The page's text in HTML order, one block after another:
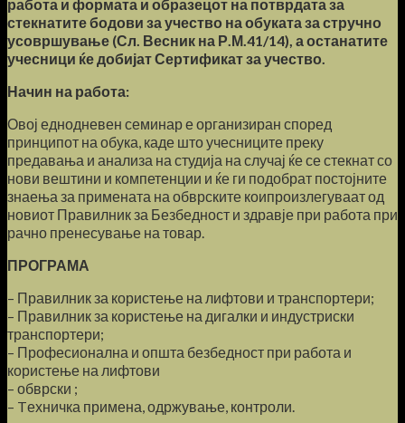
работа и формата и образецот на потврдата за
стекнатите бодови за учество на обуката за стручно
усовршување (Сл. Весник на Р.М.41/14), а останатите
учесници ќе добијат Сертификат за учество.
Начин на работа:
Овој еднодневен семинар е организиран според
принципот на обука, каде што учесниците преку
предавања и анализа на студија на случај ќе се стекнат со
нови вештини и компетенции и ќе ги подобрат постојните
знаења за примената на обврските коипроизлегуваат од
новиот Правилник за Безбедност и здравје при работа при
рачно пренесување на товар.
ПРОГРАМА
– Правилник за користење на лифтови и транспортери;
– Правилник за користење на дигалки и индустриски
транспортери;
– Професионална и општа безбедност при работа и
користење на лифтови
– обврски ;
– Tехничка примена, одржување, контроли.